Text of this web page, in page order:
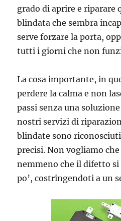
grado di aprire e riparare
blindata che sembra
serve forzare la porta,
tutti i giorni che non
La cosa importante, in
perdere la calma e non
passi senza una
nostri servizi di
blindate sono
precisi. Non vogliamo
nemmeno che il difetto
po’, costringendoti a un